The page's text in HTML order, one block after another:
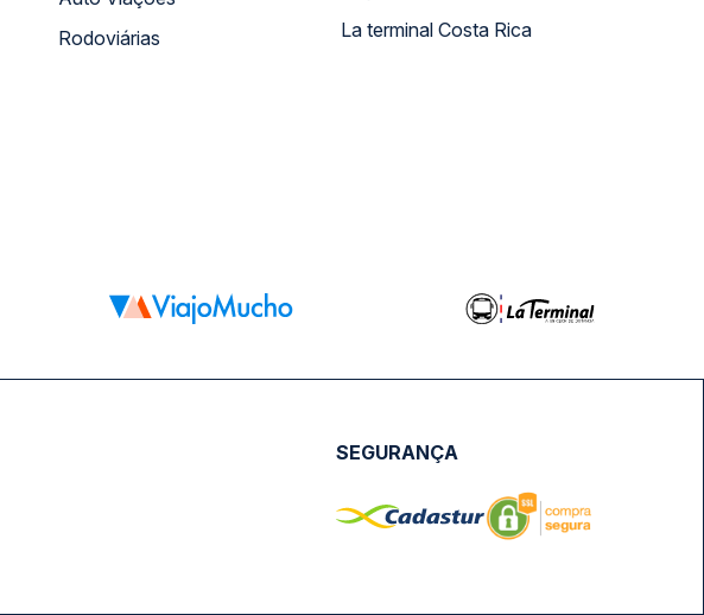
Rodoviárias
La terminal Costa Rica
SEGURANÇA